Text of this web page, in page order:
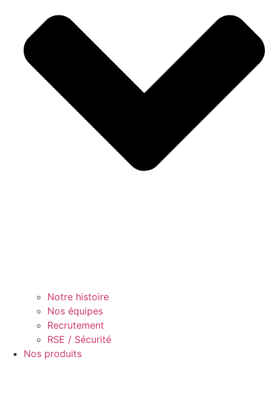
Notre histoire
Nos équipes
Recrutement
RSE / Sécurité
Nos produits